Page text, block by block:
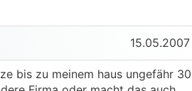
15.05.2007
bis zu meinem haus ungefähr 30